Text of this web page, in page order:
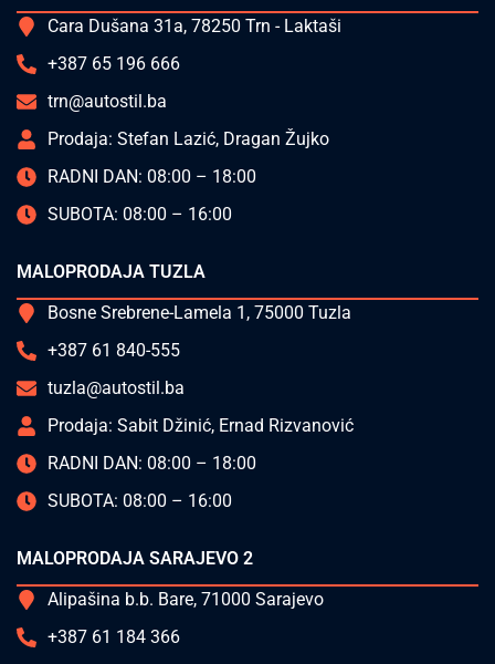
Cara Dušana 31a, 78250 Trn - Laktaši
+387 65 196 666
trn@autostil.ba
Prodaja: Stefan Lazić, Dragan Žujko
RADNI DAN: 08:00 – 18:00
SUBOTA: 08:00 – 16:00
MALOPRODAJA TUZLA
Bosne Srebrene-Lamela 1, 75000 Tuzla
+387 61 840-555
tuzla@autostil.ba
Prodaja: Sabit Džinić, Ernad Rizvanović
RADNI DAN: 08:00 – 18:00
SUBOTA: 08:00 – 16:00
MALOPRODAJA SARAJEVO 2
Alipašina b.b. Bare, 71000 Sarajevo
+387 61 184 366